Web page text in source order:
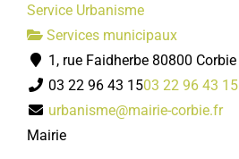
Service Urbanisme
Services municipaux
1, rue Faidherbe 80800 Corbie
03 22 96 43 1503 22 96 43 15
urbanisme@mairie-corbie.fr
Mairie